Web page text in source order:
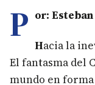
P or:
Hacia la
El fantasma del
mundo en forma